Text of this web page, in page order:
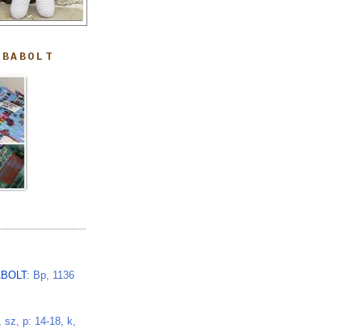
: Bp, 1136
sz, p: 14-18, k,